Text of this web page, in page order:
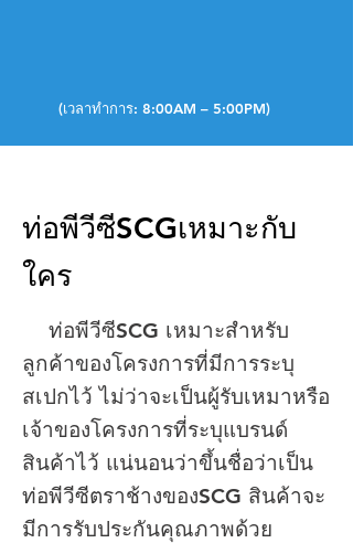
(เวลาทำการ: 8:00AM – 5:00PM)
ท่อพีวีซีSCGเหมาะกับ
ใคร
ท่อ​พีวีซีSCG เหมาะสำหรับ
ลูกค้าของโครงการที่มีการระบุ
สเปกไว้ ไม่ว่าจะเป็นผู้รับเหมาหรือ
เจ้าของโครงการที่ระบุแบรนด์
สินค้าไว้ แน่นอนว่าขึ้นชื่อว่าเป็น
ท่อพีวีซีตราช้างของSCG สินค้าจะ
มีการรับประกันคุณภาพด้วย